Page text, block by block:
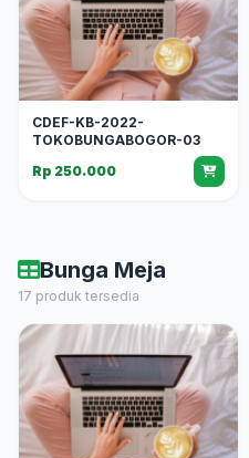
CDEF-KB-2022-
TOKOBUNGABOGOR-03
Rp 250.000
Bunga Meja
17 produk tersedia